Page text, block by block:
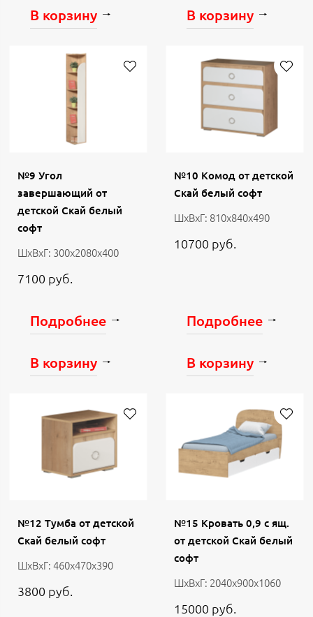
В корзину В корзину
№9 Угол
завершающий от
детской Скай белый
софт
ШхВхГ: 300х2080х400
7100 руб.
Подробнее
В корзину
№10 Комод от детской
Скай белый софт
ШхВхГ: 810х840х490
10700 руб.
Подробнее
В корзину
№12 Тумба от детской
Скай белый софт
ШхВхГ: 460х470х390
3800 руб.
№15 Кровать 0,9 с ящ.
от детской Скай белый
софт
ШхВхГ: 2040х900х1060
15000 руб.